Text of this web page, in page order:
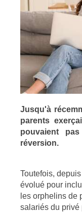
Jusqu'à
parents
pouvaient
réversion.
Toutefois,
évolué pour
les orphelins de
salariés du privé